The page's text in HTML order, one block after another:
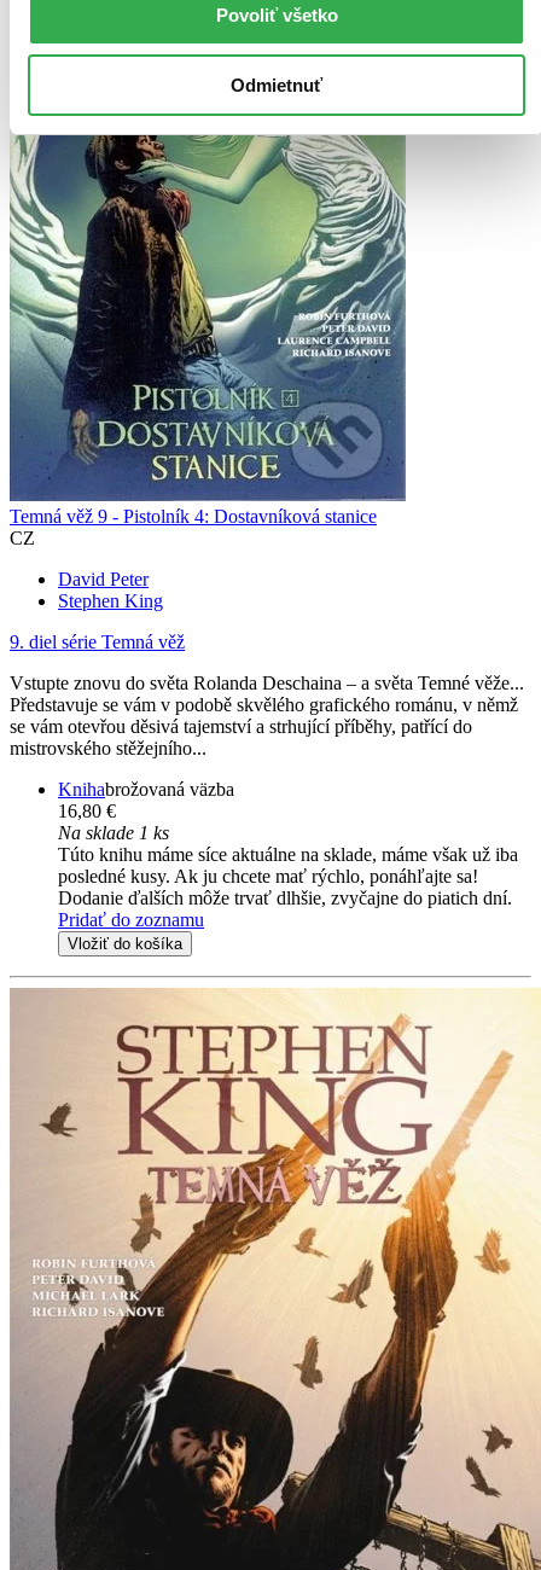
Povoliť všetko
Odmietnuť
Temná věž 9 - Pistolník 4: Dostavníková stanice
CZ
David Peter
Stephen King
9. diel série Temná věž
Vstupte znovu do světa Rolanda Deschaina – a světa Temné věže...
Představuje se vám v podobě skvělého grafického románu, v němž
se vám otevřou děsivá tajemství a strhující příběhy, patřící do
mistrovského stěžejního...
Knihabrožovaná väzba
16,80 €
Na sklade 1 ks
Túto knihu máme síce aktuálne na sklade, máme však už iba
posledné kusy. Ak ju chcete mať rýchlo, ponáhľajte sa!
Dodanie ďalších môže trvať dlhšie, zvyčajne do piatich dní.
Pridať do zoznamu
Vložiť do košíka